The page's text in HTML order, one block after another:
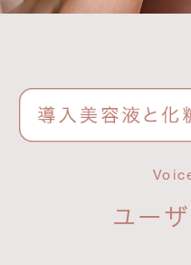
ユー
通常価格